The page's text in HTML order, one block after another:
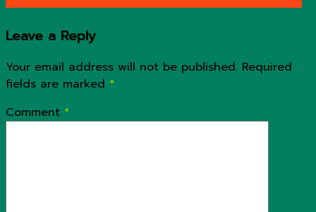
Leave a Reply
Your email address will not be published. Required
fields are marked *
Comment *